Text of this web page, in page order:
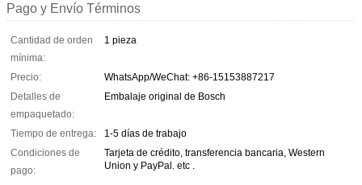
Pago y Envío Términos
Cantidad de orden
mínima:
1 pieza
Precio:
WhatsApp/WeChat: +86-15153887217
Detalles de
empaquetado:
Embalaje original de Bosch
Tiempo de entrega:
1-5 días de trabajo
Condiciones de
pago:
Tarjeta de crédito, transferencia bancaria, Western
Union y PayPal. etc .